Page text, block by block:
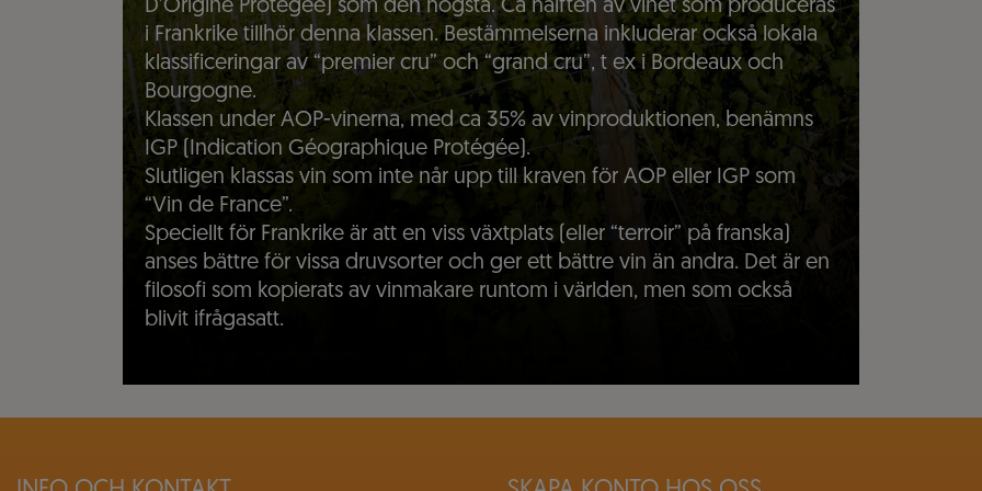
D’Origine Protégée) som den högsta. Ca hälften av vinet som produceras
i Frankrike tillhör denna klassen. Bestämmelserna inkluderar också lokala
klassificeringar av “premier cru” och “grand cru”, t ex i Bordeaux och
Bourgogne.
Klassen under AOP-vinerna, med ca 35% av vinproduktionen, benämns
IGP (Indication Géographique Protégée).
Slutligen klassas vin som inte når upp till kraven för AOP eller IGP som
“Vin de France”.
Speciellt för Frankrike är att en viss växtplats (eller “terroir” på franska)
anses bättre för vissa druvsorter och ger ett bättre vin än andra. Det är en
filosofi som kopierats av vinmakare runtom i världen, men som också
blivit ifrågasatt.